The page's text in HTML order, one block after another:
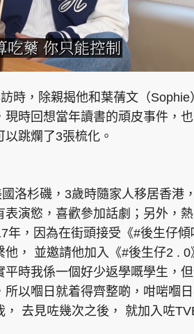
時，除親揭他和葉蒨文（Sophie
時回想當年讀書的頑皮事件，
跳爛了3張梳化。
洛杉磯，3歲時隨家人移居香港
演慾，喜歡參加話劇；另外，
，因為在街頭接受《#後生仔傾
， 並邀請他加入《#後生仔2 .
時我係一個好少返學嘅學生，
以嗰日就着得齊整啲，咁啱嗰
去見咗幾次之後， 就加入咗